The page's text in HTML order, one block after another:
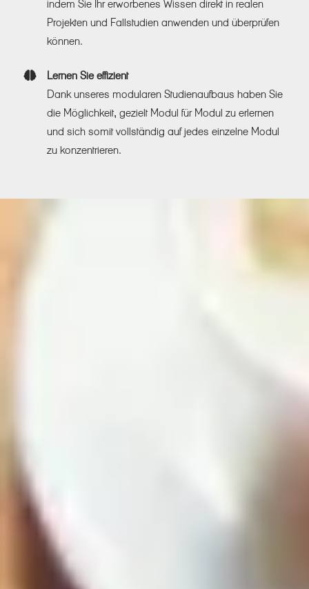
indem Sie Ihr erworbenes Wissen direkt in realen
Projekten und Fallstudien anwenden und überprüfen
können.
Lernen Sie effizient
Dank unseres modularen Studienaufbaus haben Sie
die Möglichkeit, gezielt Modul für Modul zu erlernen
und sich somit vollständig auf jedes einzelne Modul
zu konzentrieren.